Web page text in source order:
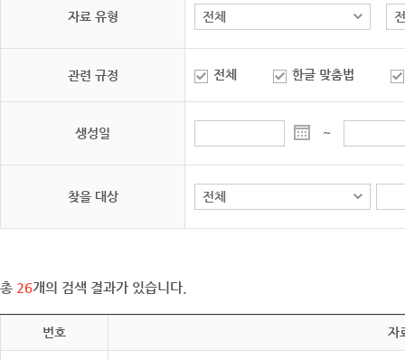
자료 유형
관련 규정 전체 한글 맞춤법
생성일 ~
찾을 대상
총 26개의 검색 결과가 있습니다.
번호 자